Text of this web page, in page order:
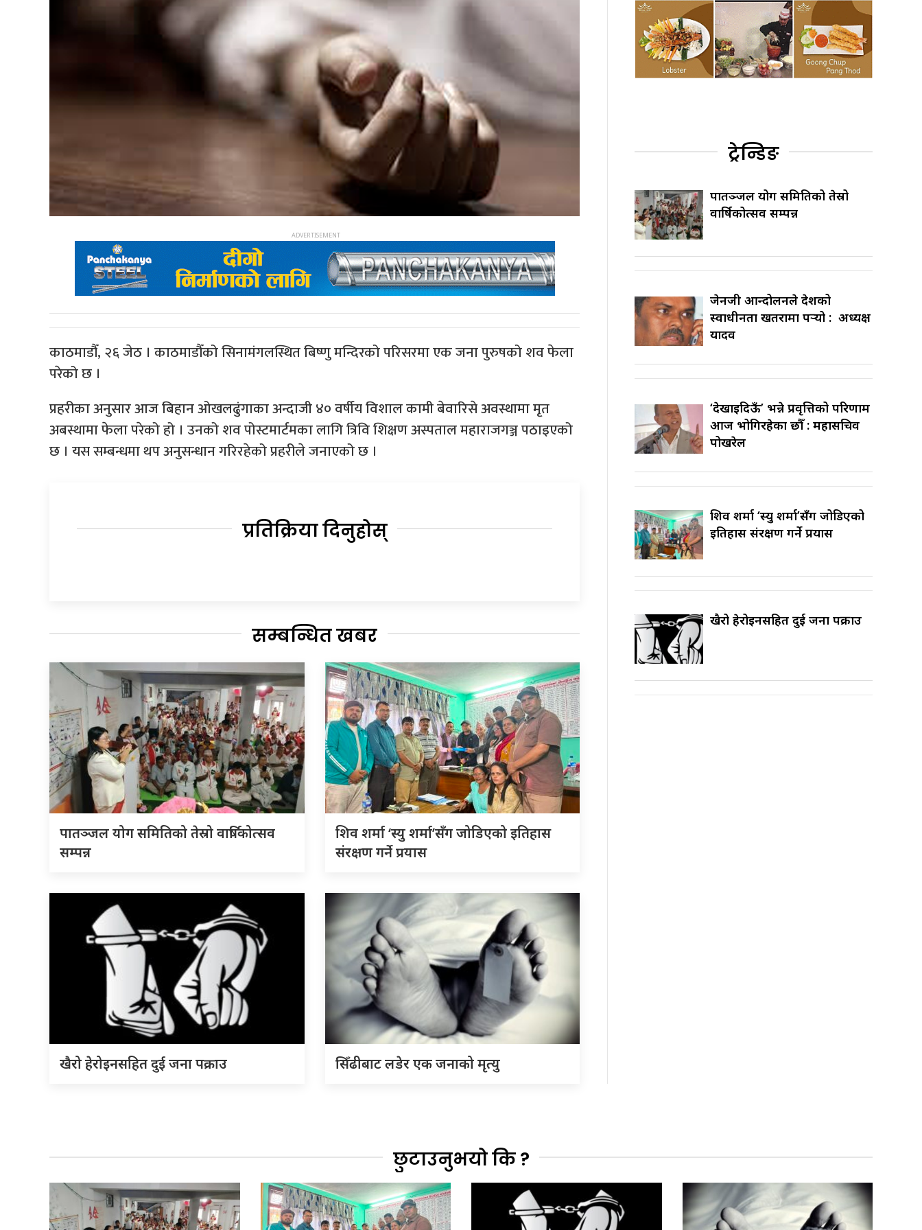
काठमाडौँ, २६ जेठ । काठमाडौँको सिनामंगलस्थित बिष्णु मन्दिरको परिसरमा एक जना पुरुषको शव फेला
परेको छ ।
प्रहरीका अनुसार आज बिहान ओखलढुंगाका अन्दाजी ४० वर्षीय विशाल कामी बेवारिसे अवस्थामा मृत
अबस्थामा फेला परेको हो । उनको शव पोस्टमार्टमका लागि त्रिवि शिक्षण अस्पताल महाराजगञ्ज पठाइएको
छ । यस सम्बन्धमा थप अनुसन्धान गरिरहेको प्रहरीले जनाएको छ ।
प्रतिक्रिया दिनुहोस्
सम्बन्धित खबर
पातञ्जल योग समितिको तेस्रो वार्षिकोत्सव
सम्पन्न
शिव शर्मा ‘स्यु शर्मा’सँग जोडिएको इतिहास
संरक्षण गर्ने प्रयास
खैरो हेरोइनसहित दुई जना पक्राउ सिँढीबाट लडेर एक जनाको मृत्यु
ट्रेन्डिङ
पातञ्जल योग समितिको तेस्रो
वार्षिकोत्सव सम्पन्न
जेनजी आन्दोलनले देशको
स्वाधीनता खतरामा पर्‍यो : अध्यक्ष
यादव
‘देखाइदिऊँ’ भन्ने प्रवृत्तिको परिणाम
आज भोगिरहेका छौँ : महासचिव
पोखरेल
शिव शर्मा ‘स्यु शर्मा’सँग जोडिएको
इतिहास संरक्षण गर्ने प्रयास
खैरो हेरोइनसहित दुई जना पक्राउ
छुटाउनुभयो कि ?